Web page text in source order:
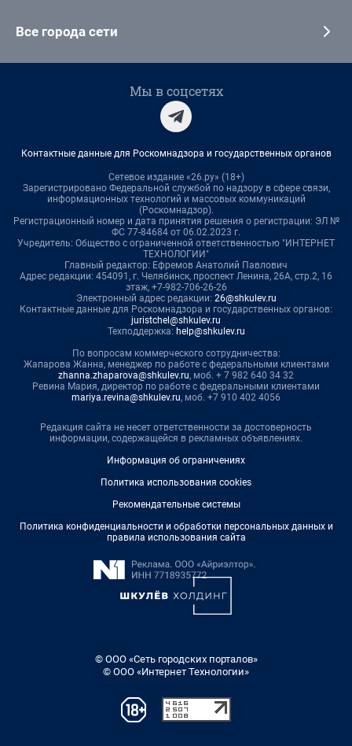
Все города сети
Мы в соцсетях
Контактные данные для Роскомнадзора и государственных органов
Сетевое издание «26.ру» (18+)
Зарегистрировано Федеральной службой по надзору в сфере связи,
информационных технологий и массовых коммуникаций
(Роскомнадзор).
Регистрационный номер и дата принятия решения о регистрации: ЭЛ №
ФС 77-84684 от 06.02.2023 г.
Учредитель: Общество с ограниченной ответственностью "ИНТЕРНЕТ
ТЕХНОЛОГИИ"
Главный редактор: Ефремов Анатолий Павлович
Адрес редакции: 454091, г. Челябинск, проспект Ленина, 26А, стр.2, 16
этаж, +7-982-706-26-26
Электронный адрес редакции: 26@shkulev.ru
Контактные данные для Роскомнадзора и государственных органов:
juristchel@shkulev.ru
Техподдержка: help@shkulev.ru
По вопросам коммерческого сотрудничества:
Жапарова Жанна, менеджер по работе с федеральными клиентами
zhanna.zhaparova@shkulev.ru, моб. + 7 982 640 34 32
Ревина Мария, директор по работе с федеральными клиентами
mariya.revina@shkulev.ru, моб. +7 910 402 4056
Редакция сайта не несет ответственности за достоверность
информации, содержащейся в рекламных объявлениях.
Информация об ограничениях
Политика использования cookies
Рекомендательные системы
Политика конфиденциальности и обработки персональных данных и
правила использования сайта
© ООО «Сеть городских порталов»
© ООО «Интернет Технологии»